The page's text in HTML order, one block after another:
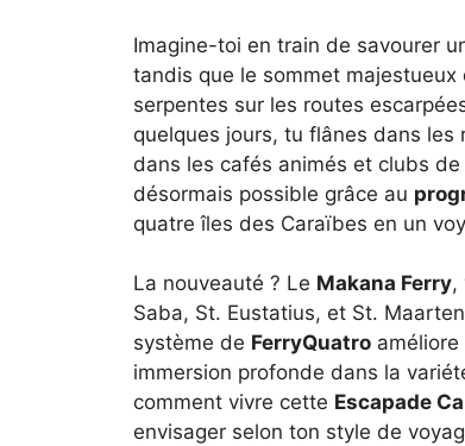
Imagine-toi en train de savourer
tandis que le sommet majestueux
serpentes sur les routes
quelques jours, tu flânes dans
dans les cafés animés et clubs
désormais possible grâce au
quatre îles des Caraïbes en un
La nouveauté ? Le Makana Ferry,
Saba, St. Eustatius, et St.
système de FerryQuatro
immersion profonde dans la
comment vivre cette Escapade
envisager selon ton style de